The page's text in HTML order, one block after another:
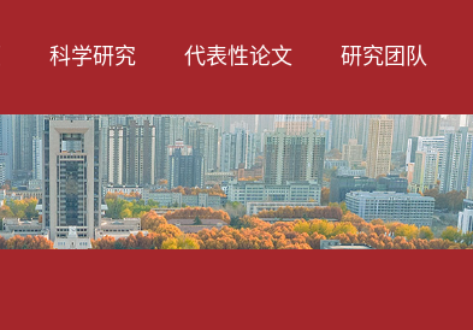
科学研究 代表性论文 研究团队